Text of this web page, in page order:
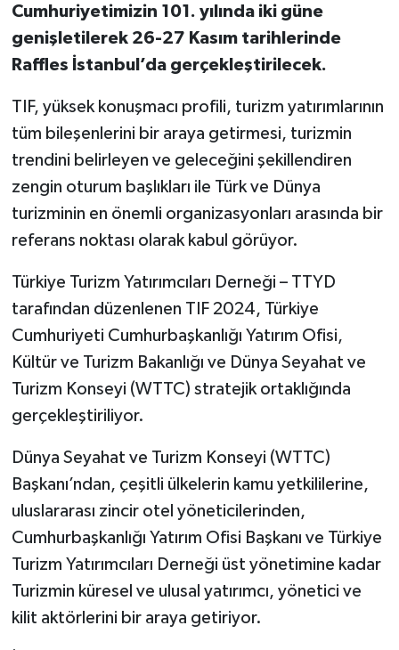
Cumhuriyetimizin 101. yılında iki güne
genişletilerek 26-27 Kasım tarihlerinde
Raffles İstanbul’da gerçekleştirilecek.
TIF, yüksek konuşmacı profili, turizm yatırımlarının
tüm bileşenlerini bir araya getirmesi, turizmin
trendini belirleyen ve geleceğini şekillendiren
zengin oturum başlıkları ile Türk ve Dünya
turizminin en önemli organizasyonları arasında bir
referans noktası olarak kabul görüyor.
Türkiye Turizm Yatırımcıları Derneği – TTYD
tarafından düzenlenen TIF 2024, Türkiye
Cumhuriyeti Cumhurbaşkanlığı Yatırım Ofisi,
Kültür ve Turizm Bakanlığı ve Dünya Seyahat ve
Turizm Konseyi (WTTC) stratejik ortaklığında
gerçekleştiriliyor.
Dünya Seyahat ve Turizm Konseyi (WTTC)
Başkanı’ndan, çeşitli ülkelerin kamu yetkililerine,
uluslararası zincir otel yöneticilerinden,
Cumhurbaşkanlığı Yatırım Ofisi Başkanı ve Türkiye
Turizm Yatırımcıları Derneği üst yönetimine kadar
Turizmin küresel ve ulusal yatırımcı, yönetici ve
kilit aktörlerini bir araya getiriyor.